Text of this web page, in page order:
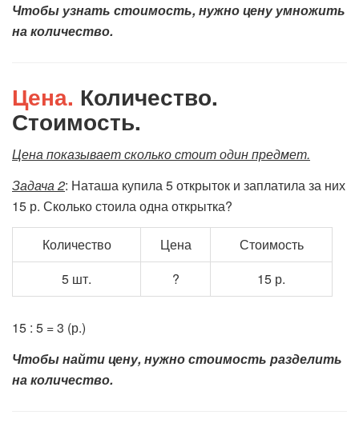
Чтобы узнать стоимость, нужно цену умножить
на количество.
Цена. Количество.
Стоимость.
Цена показывает сколько стоит один предмет.
Задача 2: Наташа купила 5 открыток и заплатила за них
15 р. Сколько стоила одна открытка?
Количество Цена
Стоимость
5 шт.
? 15 р.
15 : 5 = 3 (р.)
Чтобы найти цену, нужно стоимость разделить
на количество.